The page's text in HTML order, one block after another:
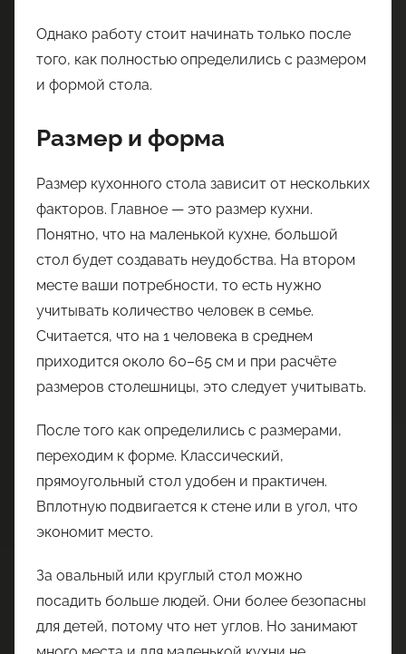
Однако работу стоит начинать только после
того, как полностью определились с размером
и формой стола.
Размер и форма
Размер кухонного стола зависит от нескольких
факторов. Главное — это размер кухни.
Понятно, что на маленькой кухне, большой
стол будет создавать неудобства. На втором
месте ваши потребности, то есть нужно
учитывать количество человек в семье.
Считается, что на 1 человека в среднем
приходится около 60–65 см и при расчёте
размеров столешницы, это следует учитывать.
После того как определились с размерами,
переходим к форме. Классический,
прямоугольный стол удобен и практичен.
Вплотную подвигается к стене или в угол, что
экономит место.
За овальный или круглый стол можно
посадить больше людей. Они более безопасны
для детей, потому что нет углов. Но занимают